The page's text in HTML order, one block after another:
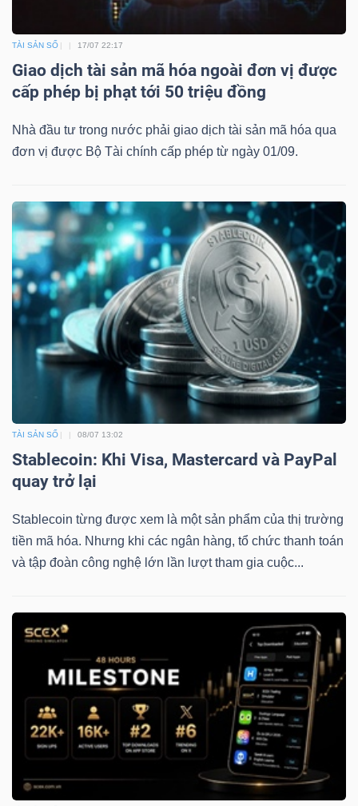
TÀI SẢN SỐ 17/07 22:17
Giao dịch tài sản mã hóa ngoài đơn vị được
cấp phép bị phạt tới 50 triệu đồng
Nhà đầu tư trong nước phải giao dịch tài sản mã hóa qua
đơn vị được Bộ Tài chính cấp phép từ ngày 01/09.
TÀI SẢN SỐ 08/07 13:02
Stablecoin: Khi Visa, Mastercard và PayPal
quay trở lại
Stablecoin từng được xem là một sản phẩm của thị trường
tiền mã hóa. Nhưng khi các ngân hàng, tổ chức thanh toán
và tập đoàn công nghệ lớn lần lượt tham gia cuộc...